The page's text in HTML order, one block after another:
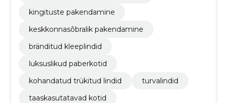
kingituste pakendamine
keskkonnasõbralik pakendamine
bränditud kleeplindid
luksuslikud paberkotid
kohandatud trükitud lindid
turvalindid
taaskasutatavad kotid